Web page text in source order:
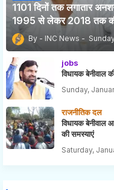
1101 दिनों तक लगातार
1995 से लेकर 2018 तक की
INC News
jobs
विधायक बेनीवाल
Sunday,
राजनीतिक दल
विधायक बेनीवाल
की समस्याएं
Saturday,